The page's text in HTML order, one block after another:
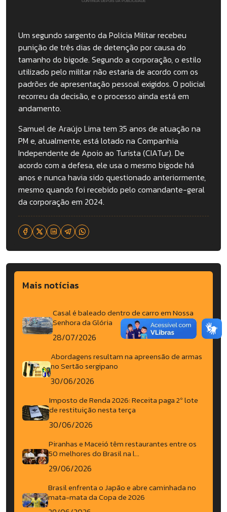
Um segundo sargento da Polícia Militar recebeu
punição de três dias de detenção por causa do
tamanho do bigode. Segundo a corporação, o estilo
utilizado pelo militar não estaria de acordo com os
padrões de apresentação pessoal exigidos. O policial
recorreu da decisão, e o processo ainda está em
andamento.
Samuel de Araújo Lima tem 35 anos de atuação na
PM e, atualmente, está lotado na Companhia
Independente de Apoio ao Turista (CIATur). De
acordo com a defesa, ele usa o mesmo bigode há
anos e nunca havia sido questionado anteriormente,
mesmo quando foi recebido pelo comandante-geral
da corporação em 2024.
Mais notícias
Casal é baleado dentro de carro em Nossa
Senhora da Glória
28/07/2026
Abordagens resultam na apreensão de armas
no Sertão sergipano
30/06/2026
Imposto de Renda 2026: Receita paga 2º lote
de restituição nesta terça
30/06/2026
Piranhas e Maceió têm restaurantes entre os
50 melhores do Brasil na l...
29/06/2026
Brasil enfrenta o Japão e abre caminhada no
mata-mata da Copa de 2026